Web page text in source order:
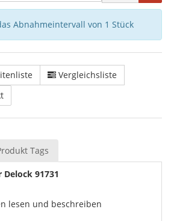
Abnahmeintervall von 1 Stück
Vergleichsliste
Tags
Delock 91731
lesen und beschreiben